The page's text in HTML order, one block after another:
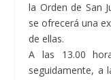
la Orden de San
se ofrecerá una
de ellas.
A las 13.00
seguidamente, a